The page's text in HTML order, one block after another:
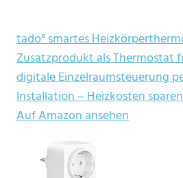
tado° smartes
Zusatzprodukt als Thermostat
digitale Einzelraumsteuerung
Installation – Heizkosten sparen
Auf Amazon ansehen